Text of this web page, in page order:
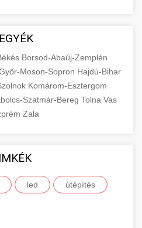
Borsod-Abaúj-Zemplén
Moson-Sopron Hajdú-Bihar
Komárom-Esztergom
Szatmár-Bereg Tolna Vas
Zala
led útépítés